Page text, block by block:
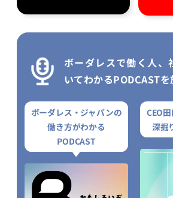
ボーダレスで働く人、
いてわかるPODCASTを
ボーダレス・ジャパンの
働き方がわかる
PODCAST
CEO
深掘